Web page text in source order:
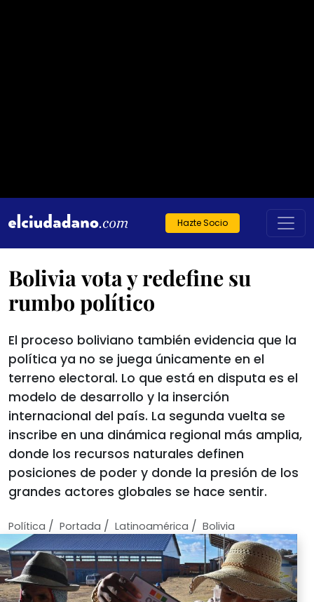
Hazte Socio
Bolivia vota y redefine su
rumbo político
El proceso boliviano también evidencia que la
política ya no se juega únicamente en el
terreno electoral. Lo que está en disputa es el
modelo de desarrollo y la inserción
internacional del país. La segunda vuelta se
inscribe en una dinámica regional más amplia,
donde los recursos naturales definen
posiciones de poder y donde la presión de los
grandes actores globales se hace sentir.
Política / Portada / Latinoamérica / Bolivia